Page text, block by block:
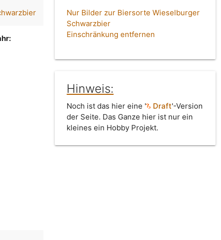
Nur Bilder zur Biersorte Wieselburger
Schwarzbier
Einschränkung entfernen
Hinweis:
Noch ist das hier eine ' Draft'-Version
der Seite. Das Ganze hier ist nur ein
kleines ein Hobby Projekt.